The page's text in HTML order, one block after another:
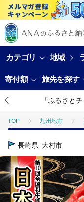
カテゴリ 地域
寄付額 旅先を探す
「ふるさと
TOP 九州地方
TOP
TOP 肉
長崎県 大村市